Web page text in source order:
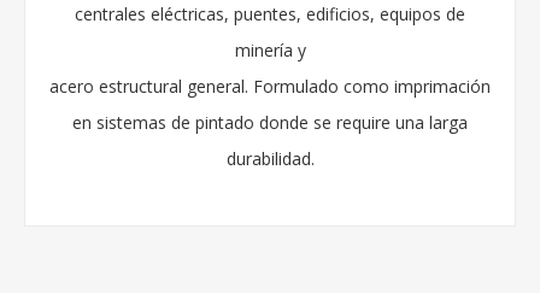
centrales eléctricas, puentes, edificios, equipos de
minería y
acero estructural general. Formulado como imprimación
en sistemas de pintado donde se require una larga
durabilidad.